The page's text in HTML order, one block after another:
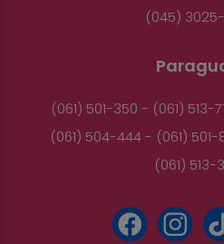
(045) 3025-
(061) 501-350 - (061)
(061) 504-444 - (061)
(061) 513-